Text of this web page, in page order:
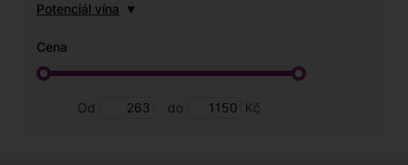
Potenciál vína
Cena
Od do Kč